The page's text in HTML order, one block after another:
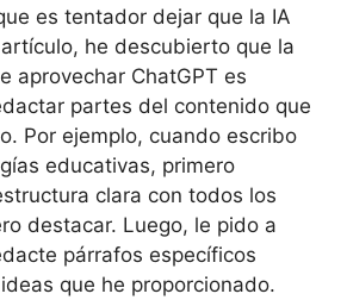
es tentador dejar que la IA
he descubierto que la
aprovechar ChatGPT es
partes del contenido que
Por ejemplo, cuando escribo
educativas, primero
clara con todos los
destacar. Luego, le pido a
párrafos específicos
que he proporcionado.